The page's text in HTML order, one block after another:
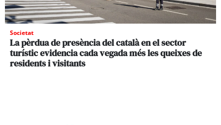
Societat
La pèrdua de presència del català en el sector
turístic evidencia cada vegada més les queixes de
residents i visitants